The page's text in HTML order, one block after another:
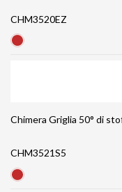
CHM3520EZ
Chimera Griglia 50° di
CHM3521S5